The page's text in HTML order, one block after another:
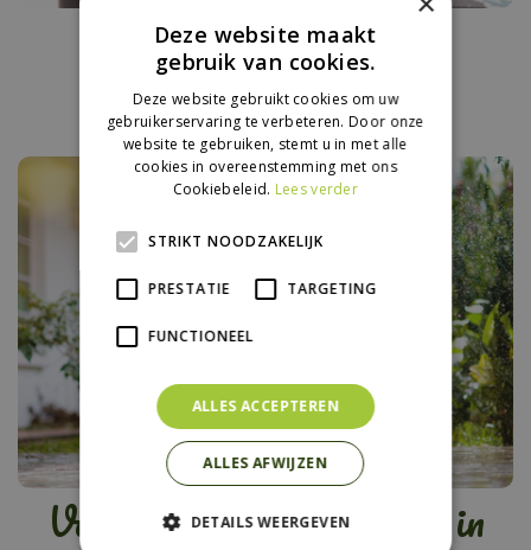
Vakantietips voor je
kamerplanten
Vakantietips (met kids) in
Deze website maakt
gebruik van cookies.
Deze website gebruikt cookies om uw
gebruikerservaring te verbeteren. Door onze
website te gebruiken, stemt u in met alle
cookies in overeenstemming met ons
Cookiebeleid. Lees verder
STRIKT NOODZAKELIJK
PRESTATIE TARGETING
FUNCTIONEEL
ALLES ACCEPTEREN
ALLES AFWIJZEN
DETAILS WEERGEVEN